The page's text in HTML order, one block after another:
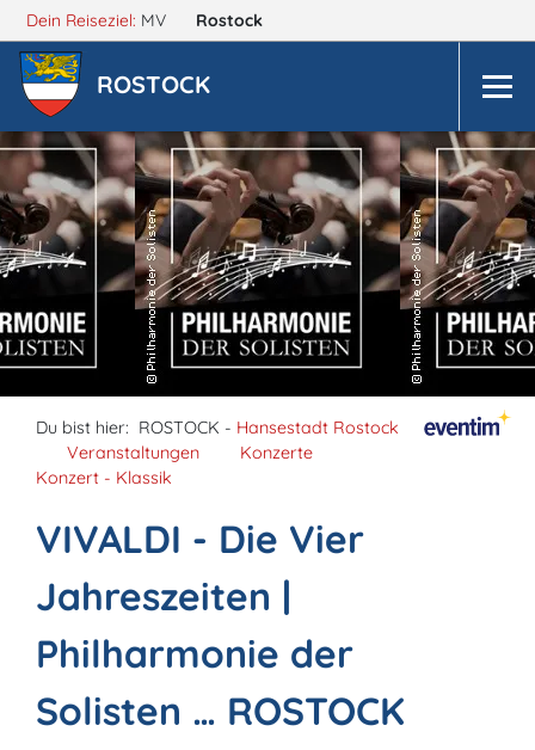
Dein Reiseziel: MV Rostock
ROSTOCK
Du bist hier: ROSTOCK - Hansestadt Rostock
Veranstaltungen
Konzerte
Konzert - Klassik
VIVALDI - Die Vier
Jahreszeiten |
Philharmonie der
Solisten … ROSTOCK